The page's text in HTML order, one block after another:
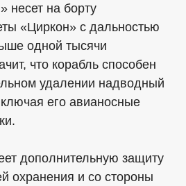
несет на борту
«Циркон» с дальностью
одной тысячи
что корабль способен
удалении надводный
его авианосные
дополнительную защиту
охранения и со стороны